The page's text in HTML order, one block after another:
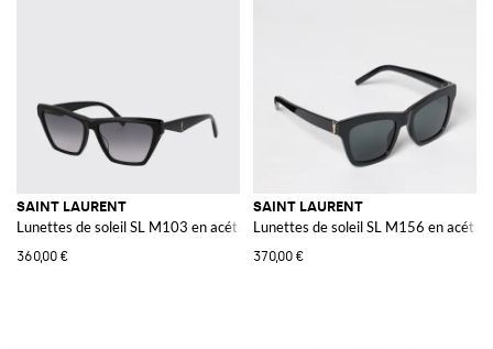
SAINT LAURENT
Lunettes de soleil SL M103 en acétate
360,00 €
SAINT LAURENT
Lunettes de soleil SL M156 en
370,00 €